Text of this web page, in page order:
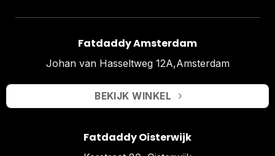
Fatdaddy Amsterdam
Johan van Hasseltweg 12A,Amsterdam
BEKIJK WINKEL
Fatdaddy Oisterwijk